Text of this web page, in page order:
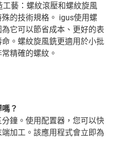
藝：螺紋滾壓和螺紋旋風
的技術規格。 igus使用螺
它可以節省成本、更好的表
。螺紋旋風銑更適用於小批
精確的螺紋。
？
鐘。使用配置器，您可以快
加工。該應用程式會立即為